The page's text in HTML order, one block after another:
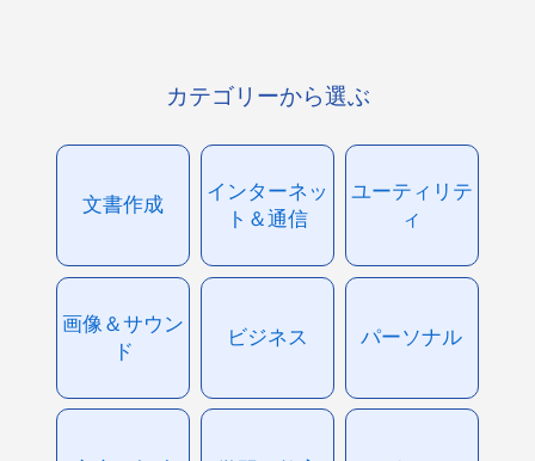
カテゴリーから選ぶ
文書作成
インターネッ
ト＆通信
ユーティリテ
ィ
画像＆サウン
ド
ビジネス パーソナル